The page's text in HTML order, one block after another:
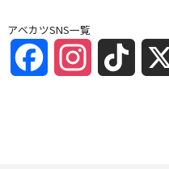
アベカツSNS一覧
FacebookInstagramTikTok